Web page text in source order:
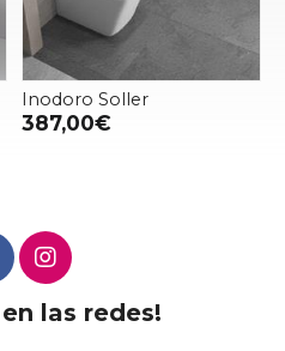
Inodoro Soller
387,00€
las redes!